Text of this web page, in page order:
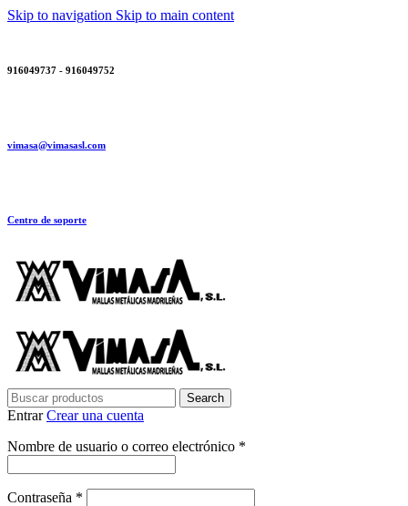
Skip to navigation Skip to main content
916049737 - 916049752
vimasa@vimasasl.com
Centro de soporte
Search
EntrarCrear una cuenta
Nombre de usuario o correo electrónico *
Contraseña *